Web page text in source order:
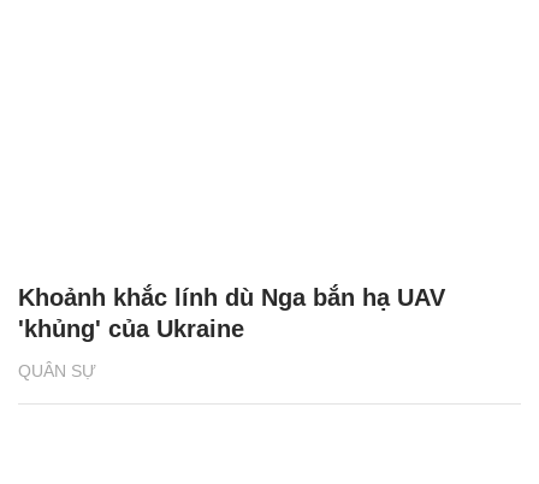
QUÂN SỰ
Khoảnh khắc lính dù Nga bắn hạ UAV
'khủng' của Ukraine